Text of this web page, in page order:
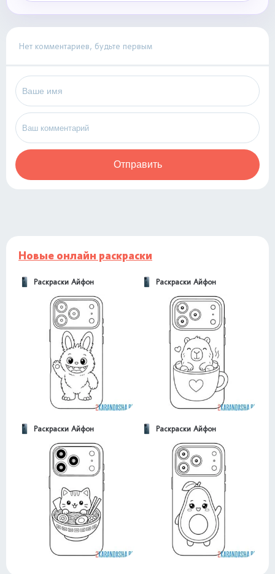
Нет комментариев, будьте первым
Отправить
Новые онлайн раскраски
Раскраски Айфон Раскраски Айфон
Раскраски Айфон Раскраски Айфон